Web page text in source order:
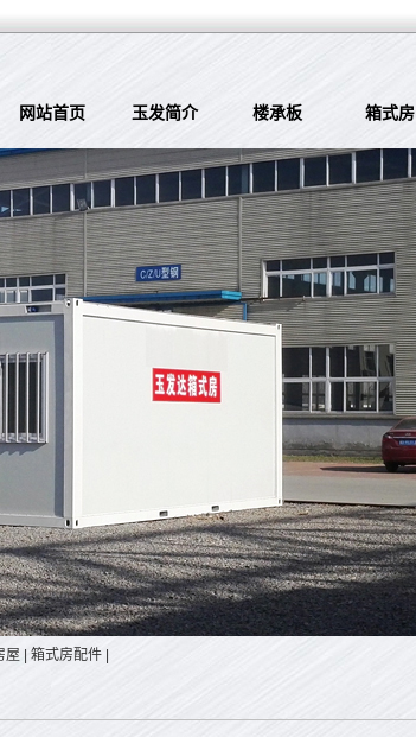
网站首页 玉发简介 楼承板 箱式房
屋 箱式房配件